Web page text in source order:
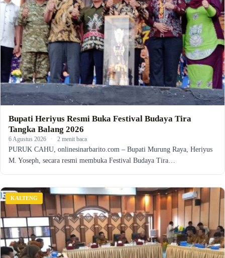
Bupati Heriyus Resmi Buka Festival Budaya Tira
Tangka Balang 2026
6 Agustus 2026 · 2 menit baca
PURUK CAHU, onlinesinarbarito.com – Bupati Murung Raya, Heriyus
M. Yoseph, secara resmi membuka Festival Budaya Tira…
KALTENG